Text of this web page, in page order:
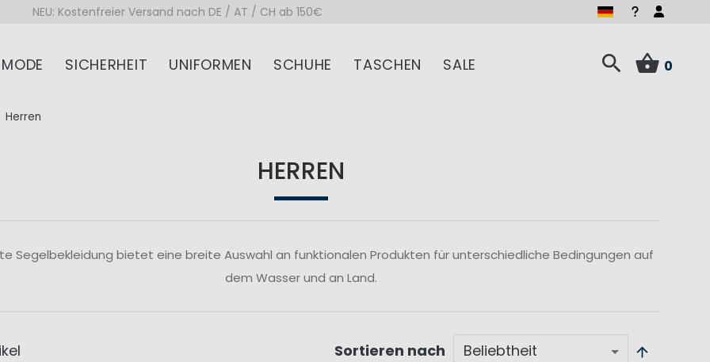
NEU: Kostenfreier Versand nach DE / AT / CH ab 150€
MODE SICHERHEIT UNIFORMEN SCHUHE TASCHEN SALE 0
Herren
HERREN
Segelbekleidung bietet eine breite Auswahl an funktionalen Produkten für unterschiedliche Bedingungen auf
dem Wasser und an Land.
Sortieren nach